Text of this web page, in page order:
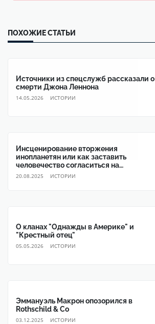
ПОХОЖИЕ СТАТЬИ
Источники из спецслужб рассказали о
смерти Джона Леннона
14.05.2026 ИСТОРИИ
Инсценирование вторжения
инопланетян или как заставить
человечество согласиться на
глобальное правительство
20.08.2025 ИСТОРИИ
О кланах "Однажды в Америке" и
"Крестный отец"
05.05.2026 ИСТОРИИ
Эммануэль Макрон опозорился в
Rothschild & Co
03.12.2025 ИСТОРИИ